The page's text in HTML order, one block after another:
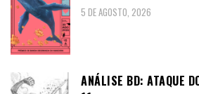
5 DE AGOSTO, 2026
ANÁLISE BD: ATAQUE